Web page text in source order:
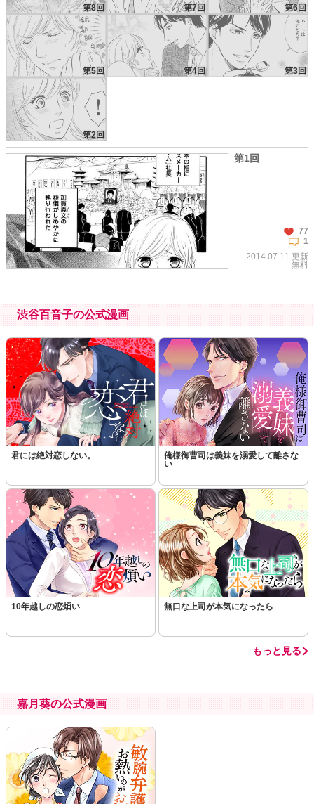
第8回 第7回 第6回
第5回 第4回 第3回
第2回
第1回
77
1
2014.07.11 更新
無料
この話を読む コメントを見る
渋谷百音子の公式漫画
君には絶対恋しない。
俺様御曹司は義妹を溺愛して離さな
い
10年越しの恋煩い 無口な上司が本気になったら
もっと見る
嘉月葵の公式漫画